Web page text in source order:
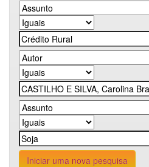
Iniciar uma nova pesquisa